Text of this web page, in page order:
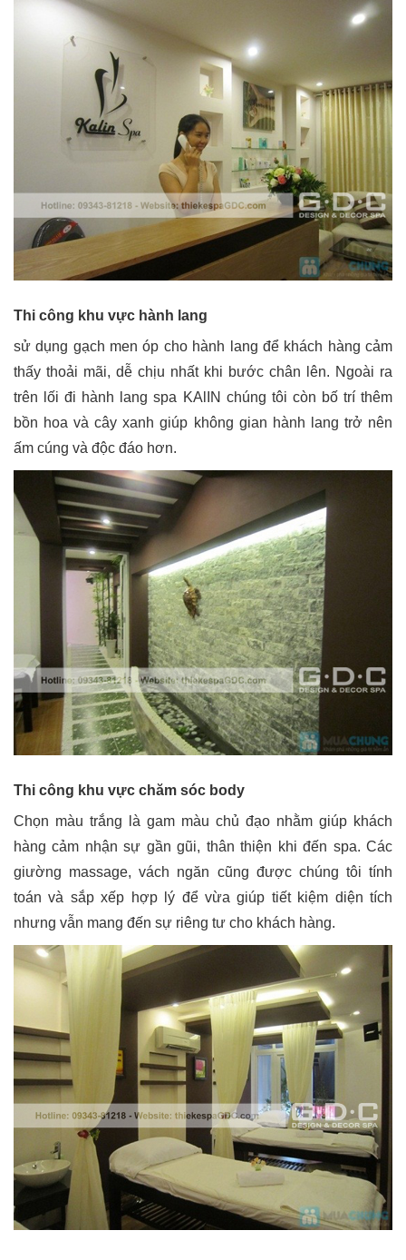
Thi công khu vực hành lang
sử dụng gạch men óp cho hành lang để khách hàng cảm
thấy thoải mãi, dễ chịu nhất khi bước chân lên. Ngoài ra
trên lối đi hành lang spa KAlIN chúng tôi còn bố trí thêm
bồn hoa và cây xanh giúp không gian hành lang trở nên
ấm cúng và độc đáo hơn.
Thi công khu vực chăm sóc body
Chọn màu trắng là gam màu chủ đạo nhằm giúp khách
hàng cảm nhận sự gần gũi, thân thiện khi đến spa. Các
giường massage, vách ngăn cũng được chúng tôi tính
toán và sắp xếp hợp lý để vừa giúp tiết kiệm diện tích
nhưng vẫn mang đến sự riêng tư cho khách hàng.